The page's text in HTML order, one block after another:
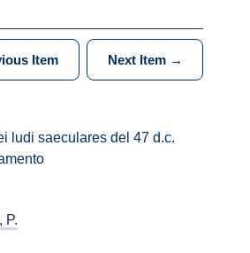
Item Next Item →
ludi saeculares del 47 d.c.
P.